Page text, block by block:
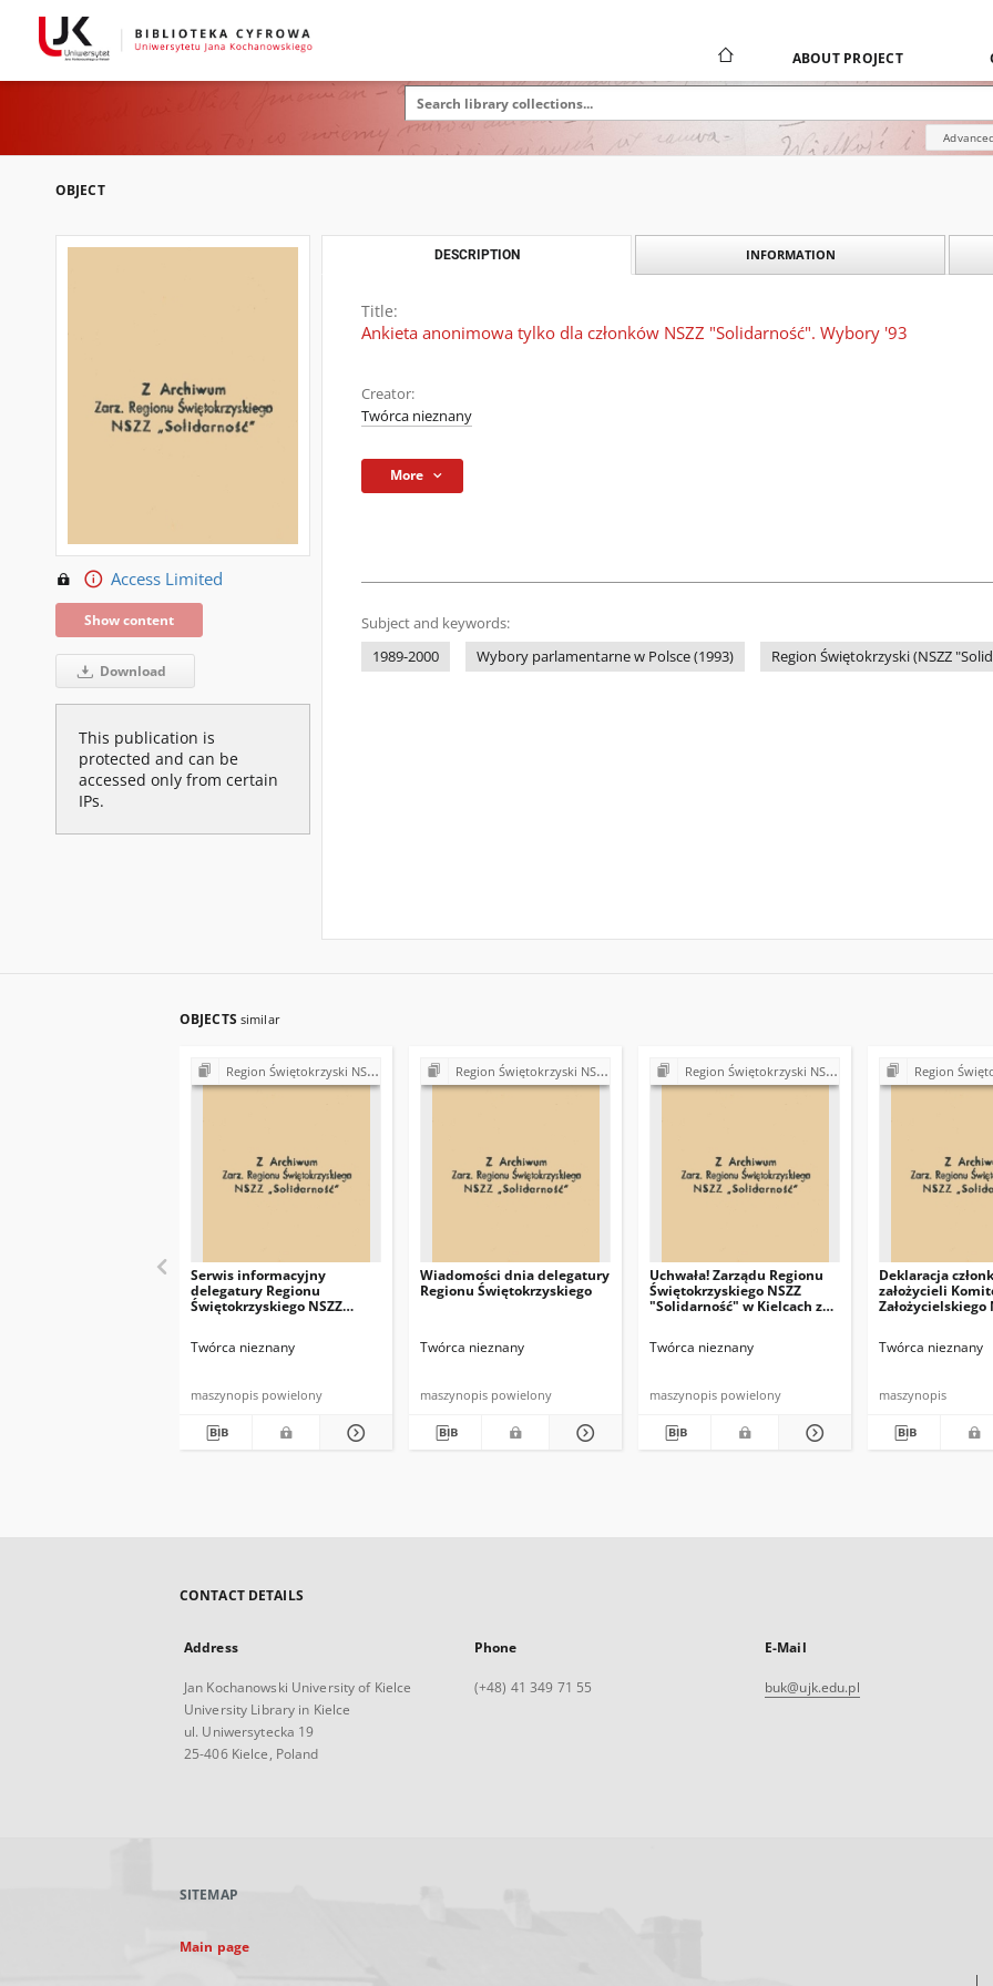
ABOUT PROJECT
OBJECT
Access Limited
Show content
Download
This publication is
protected and can be
accessed only from certain
IPs.
DESCRIPTION INFORMATION
Title:
Ankieta anonimowa tylko dla członków NSZZ "Solidarność". Wybory '93
Creator:
Twórca nieznany
More
Subject and keywords:
1989-2000
Wybory parlamentarne w Polsce (1993) Region Świętokrzyski (NSZZ
OBJECTS similar
Region Świętokrzyski NSZZ "Solidarność". Delegatura Starachowice
Serwis informacyjny
delegatury Regionu
Świętokrzyskiego NSZZ
Twórca nieznany
maszynopis powielony
Region Świętokrzyski NSZZ "Solidarność". Delegatura Starachowice
Wiadomości dnia delegatury
Regionu Świętokrzyskiego
Twórca nieznany
maszynopis powielony
Region Świętokrzyski NSZZ "Solidarność". Delegatura Starachowice
Uchwała! Zarządu Regionu
Świętokrzyskiego NSZZ
"Solidarność" w Kielcach z
Twórca nieznany
maszynopis powielony
Region Świętokrzyski NSZZ
Deklaracja
założycieli
Założycielskiego
Twórca nieznany
maszynopis
CONTACT DETAILS
Address
Jan Kochanowski University of Kielce
University Library in Kielce
ul. Uniwersytecka 19
25-406 Kielce, Poland
Phone
(+48) 41 349 71 55
E-Mail
buk@ujk.edu.pl
SITEMAP
Main page